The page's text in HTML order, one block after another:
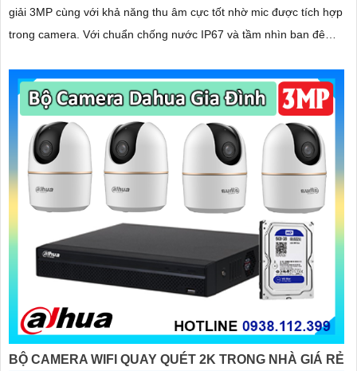
giải 3MP cùng với khả năng thu âm cực tốt nhờ mic được tích hợp
trong camera. Với chuẩn chống nước IP67 và tầm nhìn ban đêm
BỘ CAMERA WIFI QUAY QUÉT 2K TRONG NHÀ GIÁ RẺ